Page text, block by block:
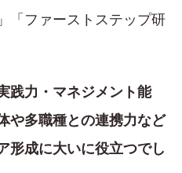
「ファーストステップ研
践力・マネジメント能
や多職種との連携力など
形成に大いに役立つでし